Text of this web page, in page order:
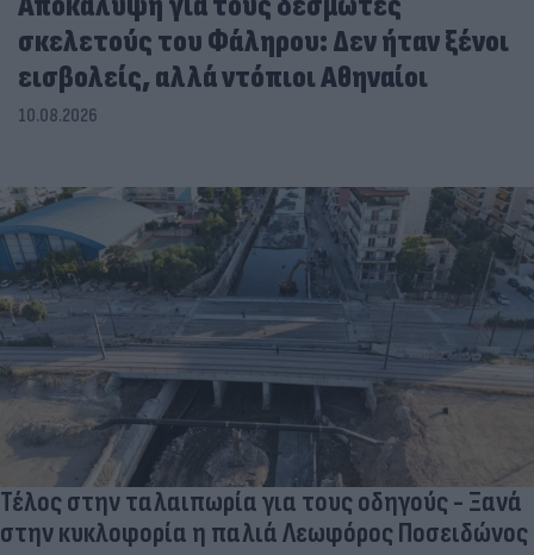
σκελετούς του Φάληρου: Δεν ήταν ξένοι
εισβολείς, αλλά ντόπιοι Αθηναίοι
10.08.2026
Τέλος στην ταλαιπωρία για τους οδηγούς - Ξανά
στην κυκλοφορία η παλιά Λεωφόρος Ποσειδώνος